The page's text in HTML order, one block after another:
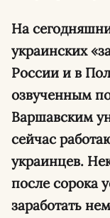
На
украинских
России и в
озвученным
Варшавским
сейчас
украинцев.
после сорока
заработать